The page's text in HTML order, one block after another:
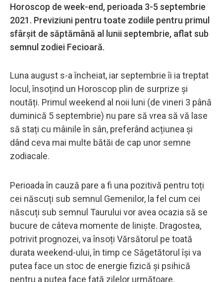
Horoscop de week-end, perioada 3-5 septembrie
2021. Previziuni pentru toate zodiile pentru primul
sfârșit de săptămână al lunii septembrie, aflat sub
semnul zodiei Fecioară.
Luna august s-a încheiat, iar septembrie îi ia treptat
locul, însoțind un Horoscop plin de surprize și
noutăți. Primul weekend al noii luni (de vineri 3 până
duminică 5 septembrie) nu pare să vrea să vă lase
să stați cu mâinile în sân, preferând acțiunea și
dând ceva mai multe bătăi de cap unor semne
zodiacale.
Perioada în cauză pare a fi una pozitivă pentru toți
cei născuți sub semnul Gemenilor, la fel cum cei
născuți sub semnul Taurului vor avea ocazia să se
bucure de câteva momente de liniște. Dragostea,
potrivit prognozei, va însoți Vărsătorul pe toată
durata weekend-ului, în timp ce Săgetătorul își va
putea face un stoc de energie fizică și psihică
pentru a putea face față zilelor următoare.